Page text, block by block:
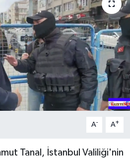
A- A+
Tanal, İstanbul Valiliği'nin